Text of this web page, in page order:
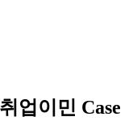
업이민 Case